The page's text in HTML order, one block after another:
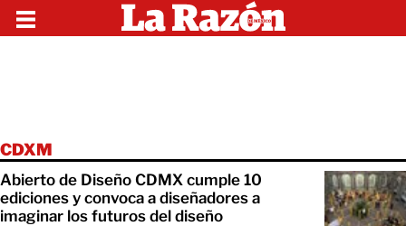
CDXM
Abierto de Diseño CDMX cumple 10
ediciones y convoca a diseñadores a
imaginar los futuros del diseño